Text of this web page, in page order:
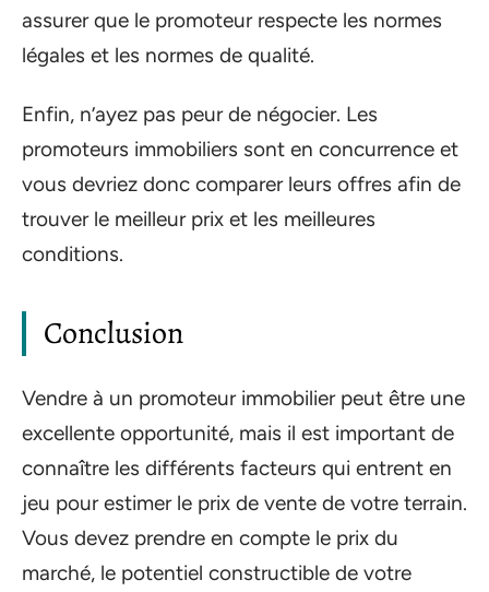
assurer que le promoteur respecte les normes
légales et les normes de qualité.
Enfin, n’ayez pas peur de négocier. Les
promoteurs immobiliers sont en concurrence et
vous devriez donc comparer leurs offres afin de
trouver le meilleur prix et les meilleures
conditions.
Conclusion
Vendre à un promoteur immobilier peut être une
excellente opportunité, mais il est important de
connaître les différents facteurs qui entrent en
jeu pour estimer le prix de vente de votre terrain.
Vous devez prendre en compte le prix du
marché, le potentiel constructible de votre